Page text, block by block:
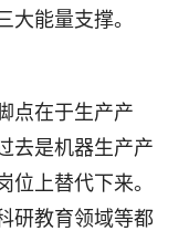
大能量支撑。
点在于生产产
去是机器生产产
位上替代下来。
研教育领域等都